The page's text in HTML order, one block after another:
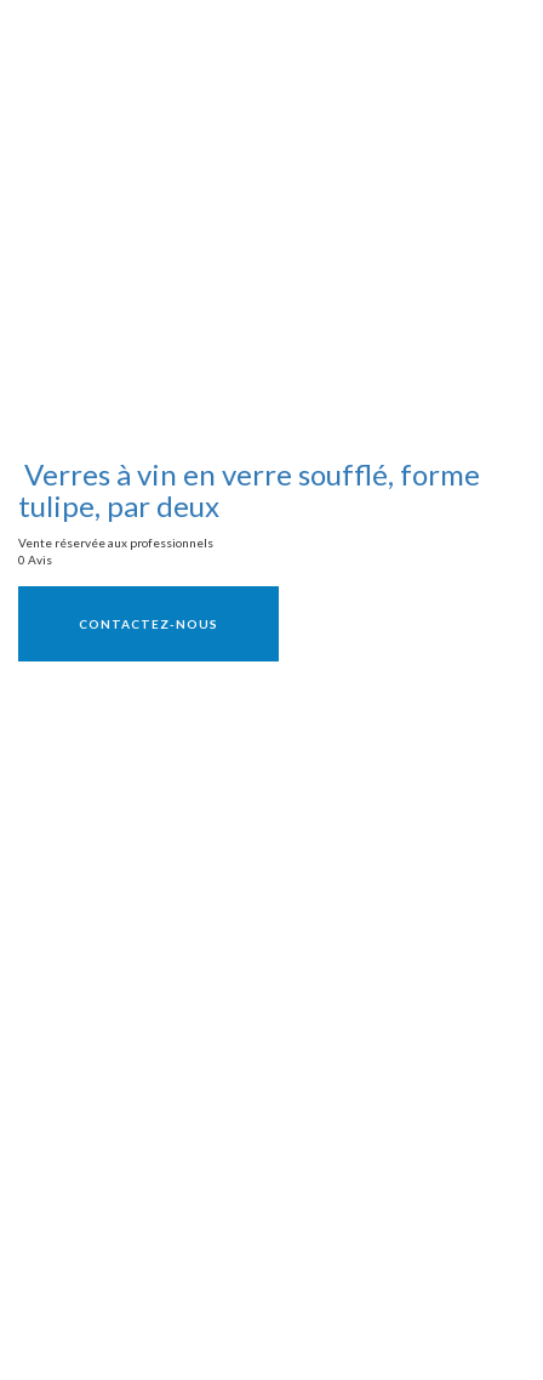
Verres à vin en verre soufflé, forme
tulipe, par deux
Vente réservée aux professionnels
0 Avis
CONTACTEZ-NOUS